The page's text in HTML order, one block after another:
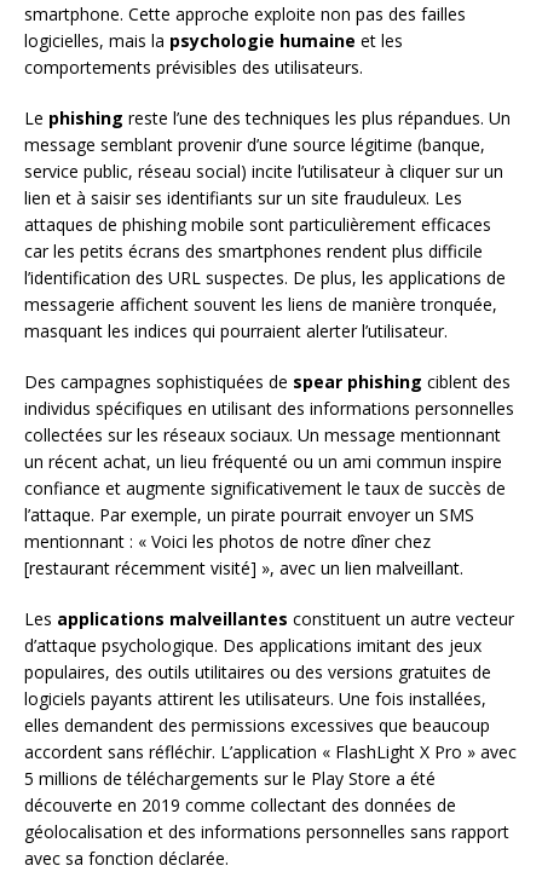
smartphone. Cette approche exploite non pas des failles
logicielles, mais la psychologie humaine et les
comportements prévisibles des utilisateurs.
Le phishing reste l’une des techniques les plus répandues. Un
message semblant provenir d’une source légitime (banque,
service public, réseau social) incite l’utilisateur à cliquer sur un
lien et à saisir ses identifiants sur un site frauduleux. Les
attaques de phishing mobile sont particulièrement efficaces
car les petits écrans des smartphones rendent plus difficile
l’identification des URL suspectes. De plus, les applications de
messagerie affichent souvent les liens de manière tronquée,
masquant les indices qui pourraient alerter l’utilisateur.
Des campagnes sophistiquées de spear phishing ciblent des
individus spécifiques en utilisant des informations personnelles
collectées sur les réseaux sociaux. Un message mentionnant
un récent achat, un lieu fréquenté ou un ami commun inspire
confiance et augmente significativement le taux de succès de
l’attaque. Par exemple, un pirate pourrait envoyer un SMS
mentionnant : « Voici les photos de notre dîner chez
[restaurant récemment visité] », avec un lien malveillant.
Les applications malveillantes constituent un autre vecteur
d’attaque psychologique. Des applications imitant des jeux
populaires, des outils utilitaires ou des versions gratuites de
logiciels payants attirent les utilisateurs. Une fois installées,
elles demandent des permissions excessives que beaucoup
accordent sans réfléchir. L’application « FlashLight X Pro » avec
5 millions de téléchargements sur le Play Store a été
découverte en 2019 comme collectant des données de
géolocalisation et des informations personnelles sans rapport
avec sa fonction déclarée.